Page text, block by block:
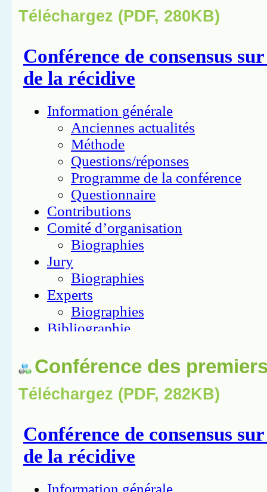
Téléchargez (PDF, 280KB)
Conférence des
Téléchargez (PDF, 282KB)